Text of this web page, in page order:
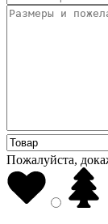
Пожалуйста,